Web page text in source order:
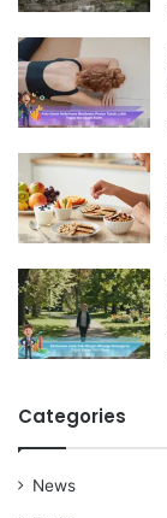
Categories
News